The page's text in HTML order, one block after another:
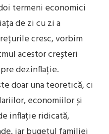
termeni economici
de zi cu zi a
cresc, vorbim
acestor creșteri
dezinflație.
doar una teoretică, ci
economiilor și
inflație ridicată,